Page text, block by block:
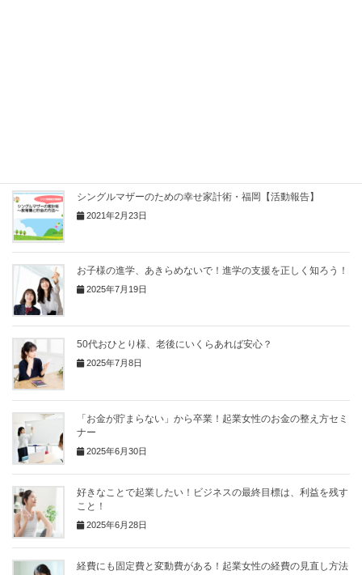
シングルマザーのための幸せ家計術・福岡【活動報告】
2021年2月23日
お子様の進学、あきらめないで！進学の支援を正しく知ろう！
2025年7月19日
50代おひとり様、老後にいくらあれば安心？
2025年7月8日
「お金が貯まらない」から卒業！起業女性のお金の整え方セミ
ナー
2025年6月30日
好きなことで起業したい！ビジネスの最終目標は、利益を残す
こと！
2025年6月28日
経費にも固定費と変動費がある！起業女性の経費の見直し方法